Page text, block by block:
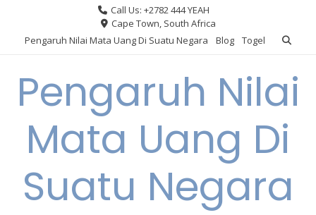
content
Call Us: +2782 444 YEAH
Cape Town, South Africa
Pengaruh Nilai Mata Uang Di Suatu Negara
Blog Togel
Pengaruh Nilai
Mata Uang Di
Suatu Negara